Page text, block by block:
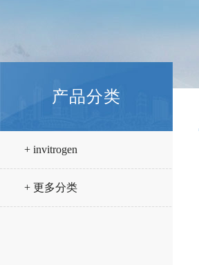
产品分类
+ invitrogen
+ 更多分类